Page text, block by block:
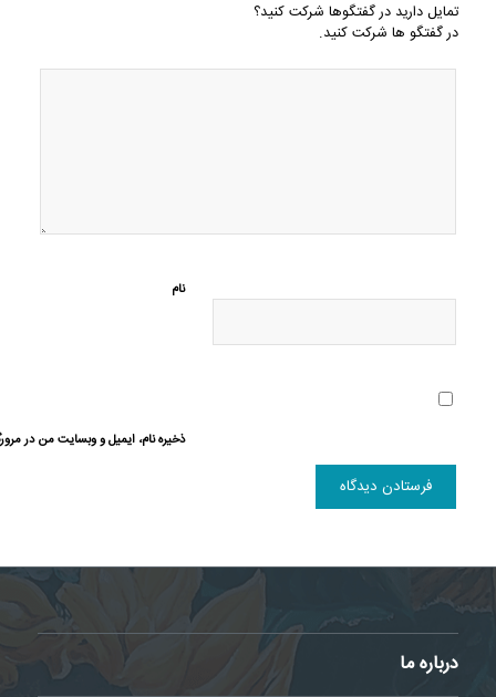
تمایل دارید در گفتگوها شرکت کنید؟
در گفتگو ها شرکت کنید.
نام
ذخیره نام، ایمیل و وبسایت من در
درباره ما